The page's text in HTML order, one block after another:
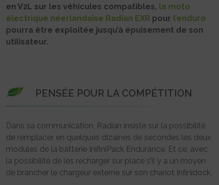
en V2L sur les véhicules compatibles, la moto
électrique néerlandaise Radian EXR pour l’enduro
pourra être exploitée jusqu’à épuisement de son
utilisateur.
PENSÉE POUR LA COMPÉTITION
Dans sa communication, Radian insiste sur la possibilité
de remplacer en quelques dizaines de secondes les deux
modules de la batterie InifiniPack Endurance. Et ce, avec
la possibilité de les recharger sur place s’il y a un moyen
de brancher le chargeur externe sur son chariot Infinidock.